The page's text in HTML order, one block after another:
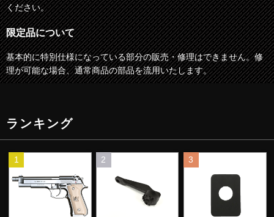
ください。
限定品について
基本的に特別仕様になっている部分の販売・修理はできません。修
理が可能な場合、通常商品の部品を流用いたします。
ランキング
1 2 3